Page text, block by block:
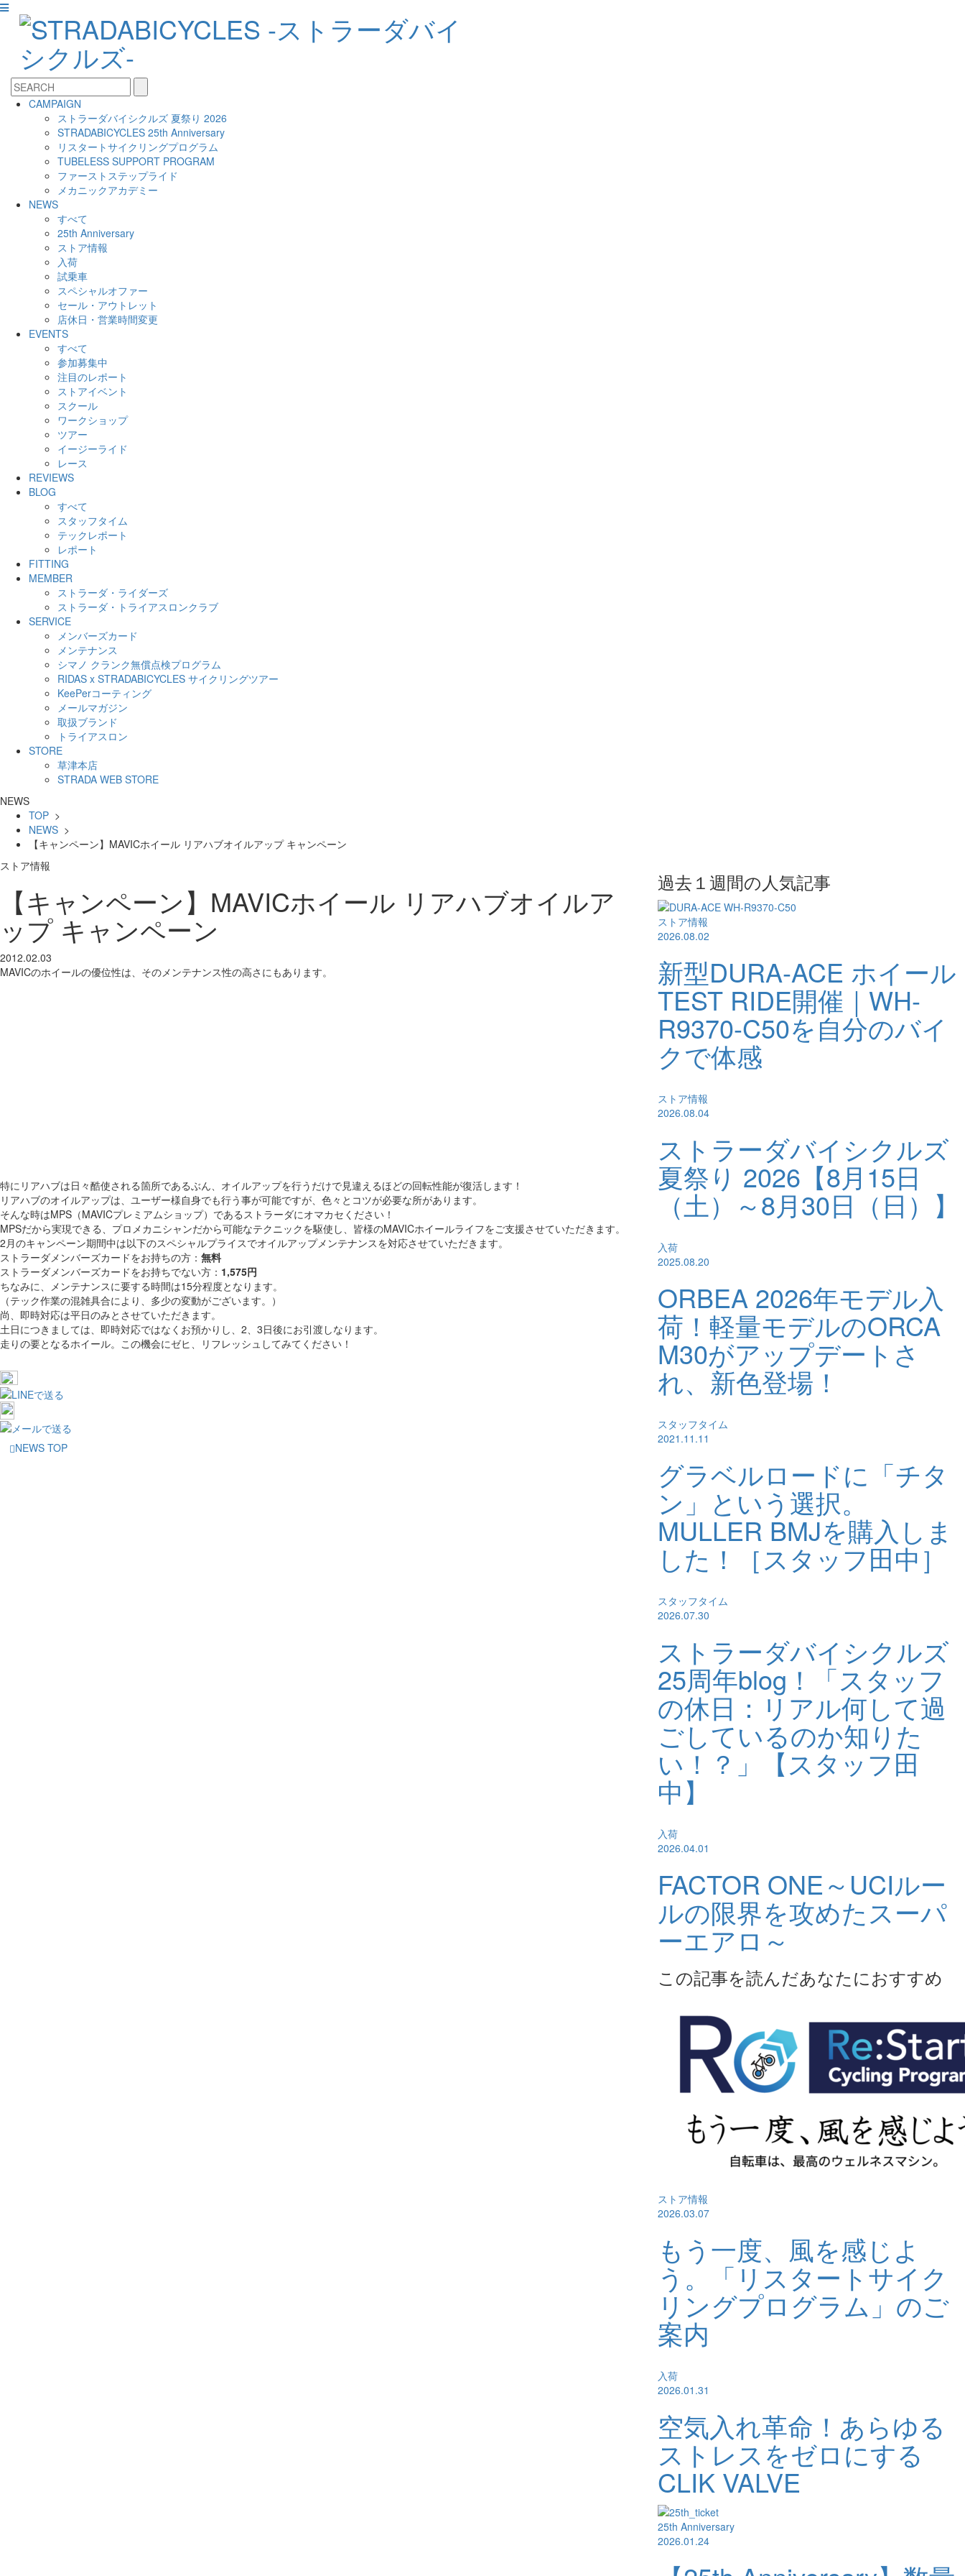
CAMPAIGN
ストラーダバイシクルズ 夏祭り 2026
STRADABICYCLES 25th Anniversary
リスタートサイクリングプログラム
TUBELESS SUPPORT PROGRAM
ファーストステップライド
メカニックアカデミー
NEWS
すべて
25th Anniversary
ストア情報
入荷
試乗車
スペシャルオファー
セール・アウトレット
店休日・営業時間変更
EVENTS
すべて
参加募集中
注目のレポート
ストアイベント
スクール
ワークショップ
ツアー
イージーライド
レース
REVIEWS
BLOG
すべて
スタッフタイム
テックレポート
レポート
FITTING
MEMBER
ストラーダ・ライダーズ
ストラーダ・トライアスロンクラブ
SERVICE
メンバーズカード
メンテナンス
シマノ クランク無償点検プログラム
RIDAS x STRADABICYCLES サイクリングツアー
KeePerコーティング
メールマガジン
取扱ブランド
トライアスロン
STORE
草津本店
STRADA WEB STORE
NEWS
TOP >
NEWS >
【キャンペーン】MAVICホイール リアハブオイルアップ キャンペーン
ストア情報
【キャンペーン】MAVICホイール リアハブオイルア
ップ キャンペーン
2012.02.03
MAVICのホイールの優位性は、そのメンテナンス性の高さにもあります。
特にリアハブは日々酷使される箇所であるぶん、オイルアップを行うだけで見違えるほどの回転性能が復活します！
リアハブのオイルアップは、ユーザー様自身でも行う事が可能ですが、色々とコツが必要な所があります。
そんな時はMPS（MAVICプレミアムショップ）であるストラーダにオマカセください！
MPSだから実現できる、プロメカニシャンだから可能なテクニックを駆使し、皆様のMAVICホイールライフをご支援させていただきます。
2月のキャンペーン期間中は以下のスペシャルプライスでオイルアップメンテナンスを対応させていただきます。
ストラーダメンバーズカードをお持ちの方： 無料
ストラーダメンバーズカードをお持ちでない方： 1,575円
ちなみに、メンテナンスに要する時間は15分程度となります。
（テック作業の混雑具合により、多少の変動がございます。）
尚、即時対応は平日のみとさせていただきます。
土日につきましては、即時対応ではなくお預かりし、2、3日後にお引渡しなります。
走りの要となるホイール。この機会にゼヒ、リフレッシュしてみてください！
NEWS TOP
過去１週間の人気記事
ストア情報
2026.08.02
新型DURA-ACE ホイール
TEST RIDE開催｜WH-
R9370-C50を自分のバイ
クで体感
ストア情報
2026.08.04
ストラーダバイシクルズ
夏祭り 2026【8月15日
（土）～8月30日（日）】
入荷
2025.08.20
ORBEA 2026年モデル入
荷！軽量モデルのORCA
M30がアップデートさ
れ、新色登場！
スタッフタイム
2021.11.11
グラベルロードに「チタ
ン」という選択。
MULLER BMJを購入しま
した！［スタッフ田中］
スタッフタイム
2026.07.30
ストラーダバイシクルズ
25周年blog！「スタッフ
の休日：リアル何して過
ごしているのか知りた
い！？」【スタッフ田
中】
入荷
2026.04.01
FACTOR ONE～UCIルー
ルの限界を攻めたスーパ
ーエアロ～
この記事を読んだあなたにおすすめ
ストア情報
2026.03.07
もう一度、風を感じよ
う。「リスタートサイク
リングプログラム」のご
案内
入荷
2026.01.31
空気入れ革命！あらゆる
ストレスをゼロにする
CLIK VALVE
25th Anniversary
2026.01.24